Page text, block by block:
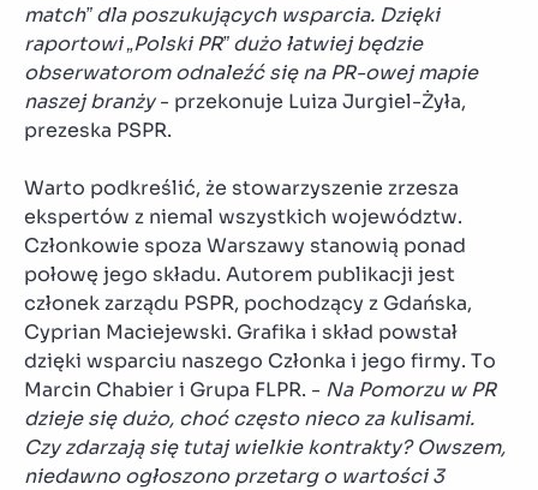
match” dla poszukujących wsparcia. Dzięki
raportowi „Polski PR” dużo łatwiej będzie
obserwatorom odnaleźć się na PR-owej mapie
naszej branży- przekonuje Luiza Jurgiel-Żyła,
prezeska PSPR.
Warto podkreślić, że stowarzyszenie zrzesza
ekspertów z niemal wszystkich województw.
Członkowie spoza Warszawy stanowią ponad
połowę jego składu. Autorem publikacji jest
członek zarządu PSPR, pochodzący z Gdańska,
Cyprian Maciejewski. Grafika i skład powstał
dzięki wsparciu naszego Członka i jego firmy. To
Marcin Chabier i Grupa FLPR. - Na Pomorzu w PR
dzieje się dużo, choć często nieco za kulisami.
Czy zdarzają się tutaj wielkie kontrakty? Owszem,
niedawno ogłoszono przetarg o wartości 3